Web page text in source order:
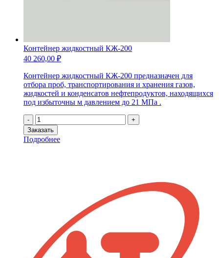
Контейнер жидкостный КЖ-200
40 260,00 ₽
Контейнер жидкостный КЖ-200 предназначен для
отбора проб, транспортирования и хранения газов,
жидкостей и конденсатов нефтепродуктов, находящихся
под избыточны м давлением до 21 МПа .
-
Количество
товара
Контейнер
жидкостный
+
Заказать
Подробнее